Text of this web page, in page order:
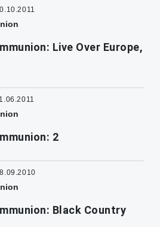
Live Over Europe,
2
Black Country